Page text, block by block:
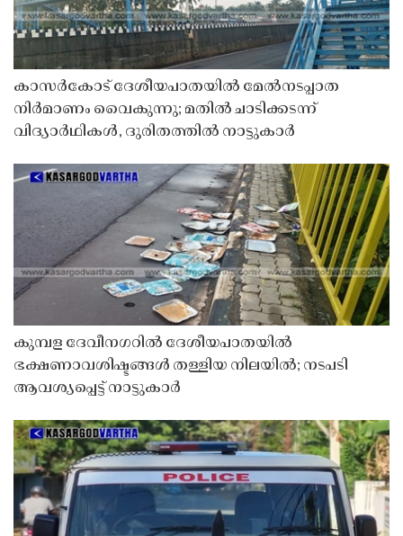
കാസർകോട് ദേശീയപാതയിൽ മേൽനടപ്പാത
നിർമാണം വൈകുന്നു; മതിൽ ചാടിക്കടന്ന്
വിദ്യാർഥികൾ, ദുരിതത്തിൽ നാട്ടുകാർ
കുമ്പള ദേവീനഗറിൽ ദേശീയപാതയിൽ
ഭക്ഷണാവശിഷ്ടങ്ങൾ തള്ളിയ നിലയിൽ; നടപടി
ആവശ്യപ്പെട്ട് നാട്ടുകാർ